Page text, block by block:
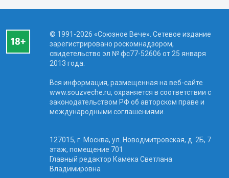
© 1991-2026 «Союзное Вече». Сетевое издание
зарегистрировано роскомнадзором,
свидетельство эл № фc77-52606 от 25 января
2013 года.
Вся информация, размещенная на веб-сайте
www.souzveche.ru, охраняется в соответствии с
законодательством РФ об авторском праве и
международными соглашениями.
127015, г. Москва, ул. Новодмитровская, д. 2Б, 7
этаж, помещение 701
Главный редактор Камека Светлана
Владимировна